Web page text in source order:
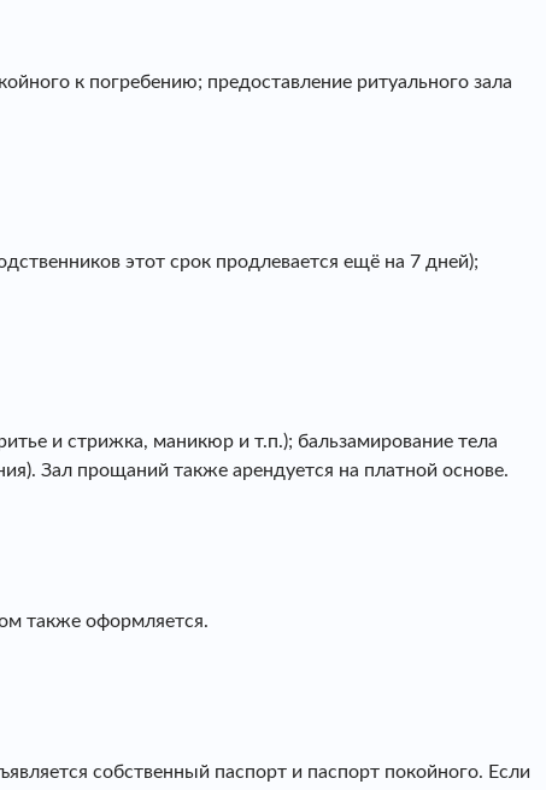
к погребению; предоставление ритуального зала
этот срок продлевается ещё на 7 дней);
и стрижка, маникюр и т.п.); бальзамирование тела
Зал прощаний также арендуется на платной основе.
также оформляется.
собственный паспорт и паспорт покойного. Если